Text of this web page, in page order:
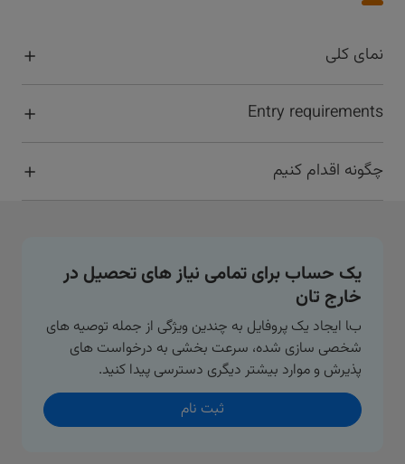
نمای کلی
Entry requirements
چگونه اقدام کنیم
یک حساب برای تمامی نیاز های تحصیل در
خارج تان
با ایجاد یک پروفایل به چندین ویژگی از جمله توصیه های
شخصی سازی شده، سرعت بخشی به درخواست های
پذیرش و موارد بیشتر دیگری دسترسی پیدا کنید.
ثبت نام